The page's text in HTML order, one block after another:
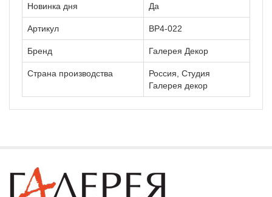
Новинка дня Да
Артикул ВР4-022
Бренд Галерея Декор
Страна производства
Россия, Студия
Галерея декор